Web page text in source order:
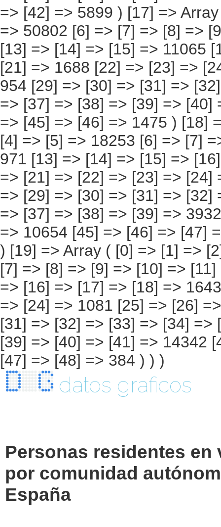
datos graficos
Personas residentes
por comunidad
España